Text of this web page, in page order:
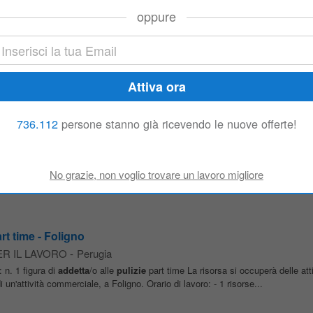
alimentare nella zona di Assisi (PG): N: 10ADDETTIAL
e confezionamento dei prodotti secondo le specifiche aziendali;
S.p.A.
attività quotidiane del laboratorio, garantendo il rigoroso rispetto
a ideale risponde a una delle seguenti caratteristiche: ha già...
time - Foligno
IL LAVORO - Perugia
n. 1 figura di addetta/o alle puliziepart time La risorsa si occuperà delle
commerciale, a Foligno. Orario di lavoro: - 1 risorse...
oppure
736.112persone stanno già ricevendo le nuove offerte!